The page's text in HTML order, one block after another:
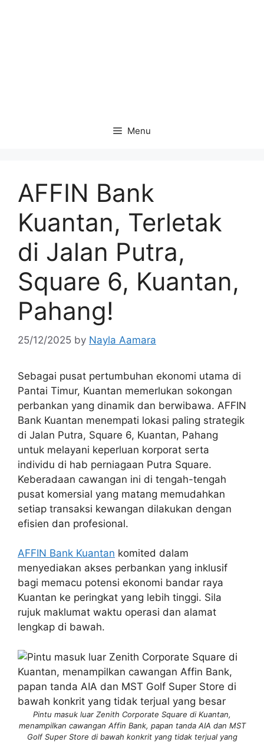
Menu
AFFIN Bank
Kuantan, Terletak
di Jalan Putra,
Square 6, Kuantan,
Pahang!
25/12/2025 by Nayla Aamara
Sebagai pusat pertumbuhan ekonomi utama di
Pantai Timur, Kuantan memerlukan sokongan
perbankan yang dinamik dan berwibawa. AFFIN
Bank Kuantan menempati lokasi paling strategik
di Jalan Putra, Square 6, Kuantan, Pahang
untuk melayani keperluan korporat serta
individu di hab perniagaan Putra Square.
Keberadaan cawangan ini di tengah-tengah
pusat komersial yang matang memudahkan
setiap transaksi kewangan dilakukan dengan
efisien dan profesional.
AFFIN Bank Kuantan komited dalam
menyediakan akses perbankan yang inklusif
bagi memacu potensi ekonomi bandar raya
Kuantan ke peringkat yang lebih tinggi. Sila
rujuk maklumat waktu operasi dan alamat
lengkap di bawah.
Pintu masuk luar Zenith Corporate Square di Kuantan,
menampilkan cawangan Affin Bank, papan tanda AIA dan MST
Golf Super Store di bawah konkrit yang tidak terjual yang